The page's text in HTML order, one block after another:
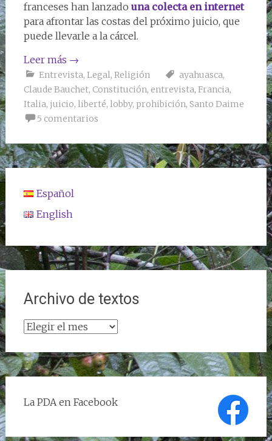
franceses han lanzado una colecta en internet
para afrontar las costas del próximo juicio, que
puede llevarle a la cárcel.
Leer más →
Entrevista, Legal, Religión ayahuasca,
Claude Bauchet, Constitución, entrevista, Francia,
Italia, juicio, liberté, lobby, prohibición, Santo Daime
5 comentarios
Español
English
Archivo de textos
Archivo
textos
La PDA en Facebook